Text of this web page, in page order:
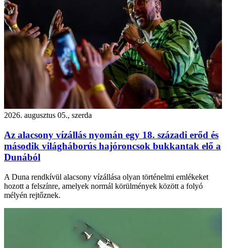
2026. augusztus 05., szerda
Az alacsony vízállás nyomán egy 18. századi erőd és
második világháborús hajóroncsok bukkantak elő a
Dunából
A Duna rendkívül alacsony vízállása olyan történelmi emlékeket
hozott a felszínre, amelyek normál körülmények között a folyó
mélyén rejtőznek.